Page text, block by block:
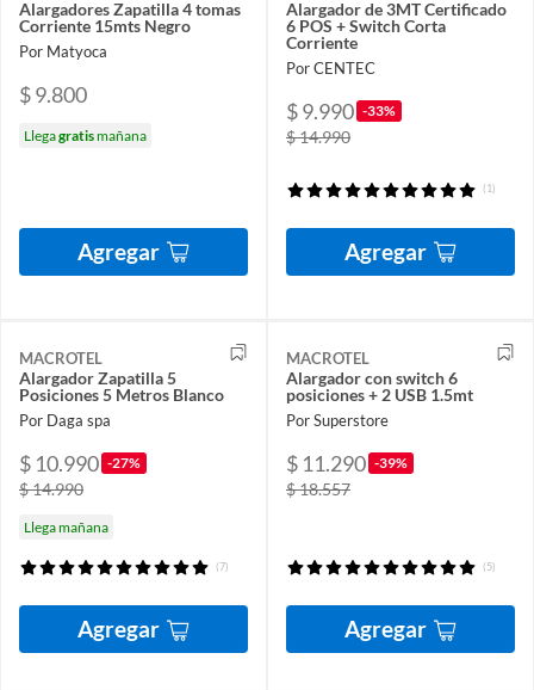
Alargadores Zapatilla 4 tomas
Corriente 15mts Negro
Por Matyoca
$ 9.800
Llegagratismañana
Agregar
Alargador de 3MT Certificado
6 POS + Switch Corta
Corriente
Por CENTEC
$ 9.990 -33%
$ 14.990
(1)
Agregar
MACROTEL
Alargador Zapatilla 5
Posiciones 5 Metros Blanco
Por Daga spa
$ 10.990 -27%
$ 14.990
Llega mañana
(7)
Agregar
MACROTEL
Alargador con switch 6
posiciones + 2 USB 1.5mt
Por Superstore
$ 11.290 -39%
$ 18.557
(5)
Agregar